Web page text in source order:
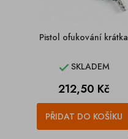
Pistol ofukování krátka
SKLADEM
Cena
212,50 Kč
PŘIDAT DO KOŠÍKU